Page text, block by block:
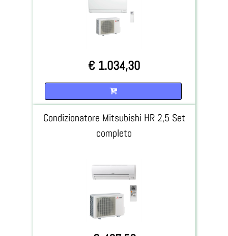
€ 1.034,30
Condizionatore Mitsubishi HR 2,5 Set
completo